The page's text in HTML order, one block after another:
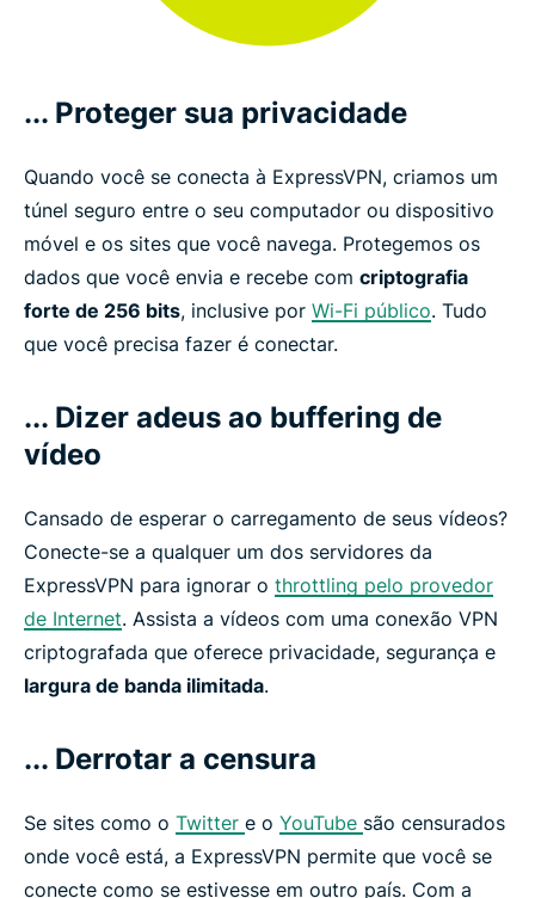
... Proteger sua privacidade
Quando você se conecta à ExpressVPN, criamos um
túnel seguro entre o seu computador ou dispositivo
móvel e os sites que você navega. Protegemos os
dados que você envia e recebe com criptografia
forte de 256 bits, inclusive por Wi-Fi público. Tudo
que você precisa fazer é conectar.
... Dizer adeus ao buffering de
vídeo
Cansado de esperar o carregamento de seus vídeos?
Conecte-se a qualquer um dos servidores da
ExpressVPN para ignorar o throttling pelo provedor
de Internet. Assista a vídeos com uma conexão VPN
criptografada que oferece privacidade, segurança e
largura de banda ilimitada.
... Derrotar a censura
Se sites como o Twitter e o YouTube são censurados
onde você está, a ExpressVPN permite que você se
conecte como se estivesse em outro país. Com a